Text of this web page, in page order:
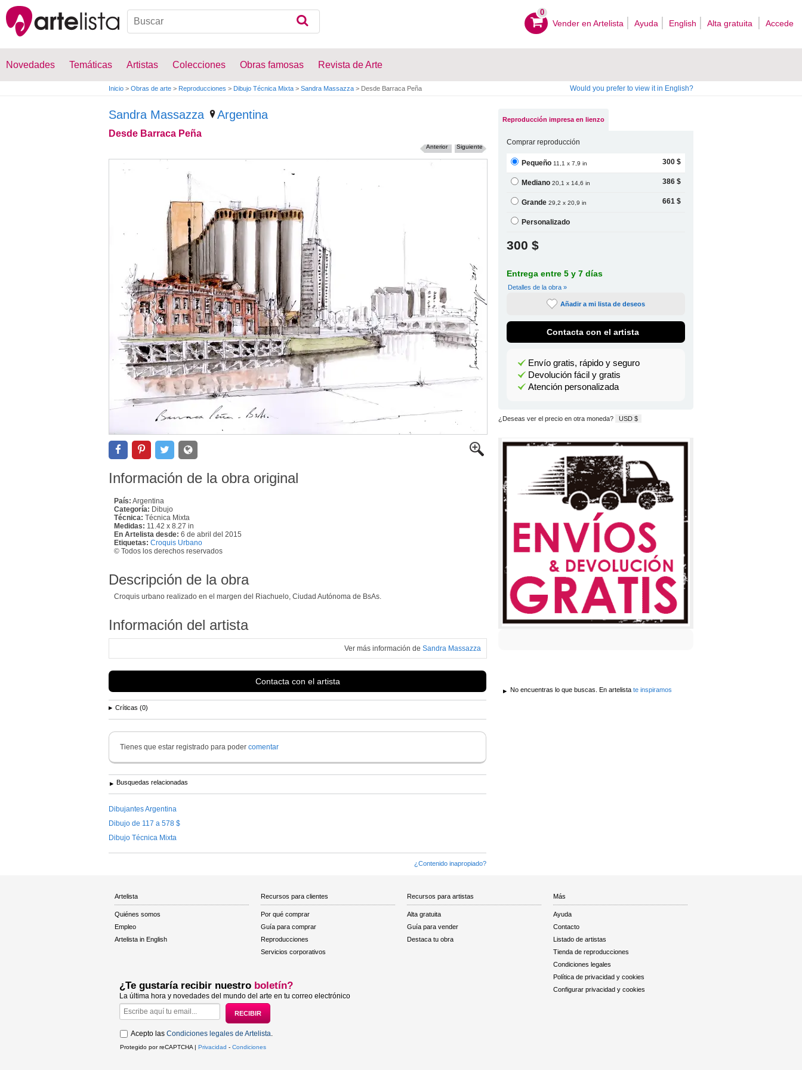
0
Vender en Artelista Ayuda English Alta gratuita Accede
Novedades Temáticas Artistas Colecciones Obras famosas Revista de Arte
Inicio > Obras de arte > Reproducciones > Dibujo Técnica Mixta > Sandra Massazza > Desde Barraca Peña Would you prefer to view it in English?
Sandra Massazza Argentina
Desde Barraca Peña
Siguiente
Anterior
Información de la obra original
País: Argentina
Categoría: Dibujo
Técnica: Técnica Mixta
Medidas: 11.42 x 8.27 in
En Artelista desde: 6 de abril del 2015
Etiquetas: Croquis Urbano
© Todos los derechos reservados
Descripción de la obra
Croquis urbano realizado en el margen del Riachuelo, Ciudad Autónoma de BsAs.
Información del artista
Ver más información de Sandra Massazza
Contacta con el artista
Críticas (0)
Tienes que estar registrado para poder comentar
Busquedas relacionadas
Dibujantes Argentina
Dibujo de 117 a 578 $
Dibujo Técnica Mixta
¿Contenido inapropiado?
Reproducción impresa en lienzo
Comprar reproducción
Pequeño11,1 x 7,9 in 300 $
Mediano20,1 x 14,6 in 386 $
Grande29,2 x 20,9 in 661 $
Personalizado
300 $
Entrega entre 5 y 7 días
Detalles de la obra »
Añadir a mi lista de deseos
Contacta con el artista
Envío gratis, rápido y seguro
Devolución fácil y gratis
Atención personalizada
¿Deseas ver el precio en otra moneda? USD $
No encuentras lo que buscas. En artelista te inspiramos
Artelista
Quiénes somos
Empleo
Artelista in English
Recursos para clientes
Por qué comprar
Guía para comprar
Reproducciones
Servicios corporativos
Recursos para artistas
Alta gratuita
Guía para vender
Destaca tu obra
Más
Ayuda
Contacto
Listado de artistas
Tienda de reproducciones
Condiciones legales
Política de privacidad y cookies
Configurar privacidad y cookies
¿Te gustaría recibir nuestro boletín?
La última hora y novedades del mundo del arte en tu correo electrónico
Acepto las Condiciones legales de Artelista
Protegido por reCAPTCHA | Privacidad - Condiciones